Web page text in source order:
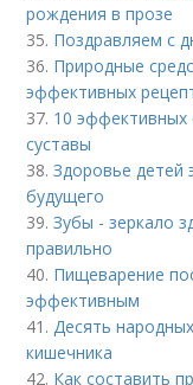
рождения в прозе
35. Поздравляем с
36. Природные
эффективных
37. 10 эффективных
суставы
38.Здоровье детей
будущего
39.Зубы - зеркало
правильно
40. Пищеварение
эффективным
41. Десять
кишечника
42. Как составить